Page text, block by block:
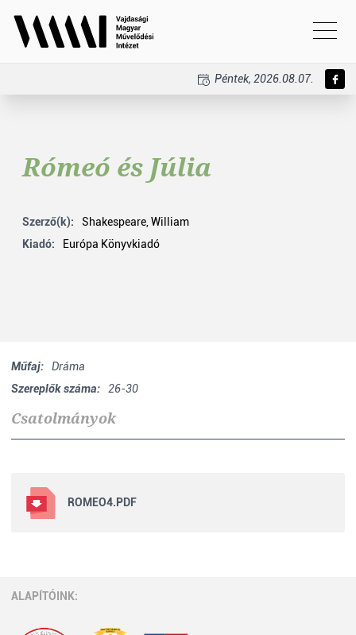
Péntek, 2026.08.07.
Rómeó és Júlia
Szerző(k):
Shakespeare, William
Kiadó:
Európa Könyvkiadó
Műfaj:
Dráma
Szereplők száma:
26-30
Csatolmányok
ROMEO4.PDF
ALAPÍTÓINK: